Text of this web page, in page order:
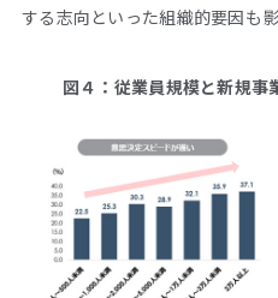
する志向といった組織的要因も
図４：従業員規模と新規事